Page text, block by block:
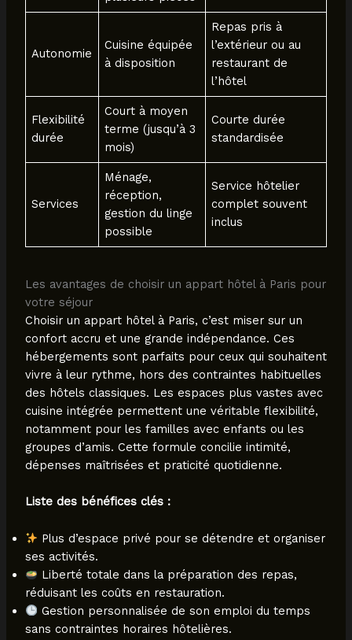
Autonomie
Cuisine équipée
à disposition
Repas pris à
l’extérieur ou au
restaurant de
l’hôtel
Flexibilité
durée
Court à moyen
terme (jusqu’à 3
mois)
Courte durée
standardisée
Services
Ménage,
réception,
gestion du linge
possible
Service hôtelier
complet souvent
inclus
Les avantages de choisir un appart hôtel à Paris pour
votre séjour
Choisir un appart hôtel à Paris, c’est miser sur un
confort accru et une grande indépendance. Ces
hébergements sont parfaits pour ceux qui souhaitent
vivre à leur rythme, hors des contraintes habituelles
des hôtels classiques. Les espaces plus vastes avec
cuisine intégrée permettent une véritable flexibilité,
notamment pour les familles avec enfants ou les
groupes d’amis. Cette formule concilie intimité,
dépenses maîtrisées et praticité quotidienne.
Liste des bénéfices clés :
Plus d’espace privé pour se détendre et organiser
ses activités.
Liberté totale dans la préparation des repas,
réduisant les coûts en restauration.
Gestion personnalisée de son emploi du temps
sans contraintes horaires hôtelières.